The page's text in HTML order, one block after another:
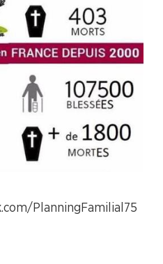
PlanningFamilial75